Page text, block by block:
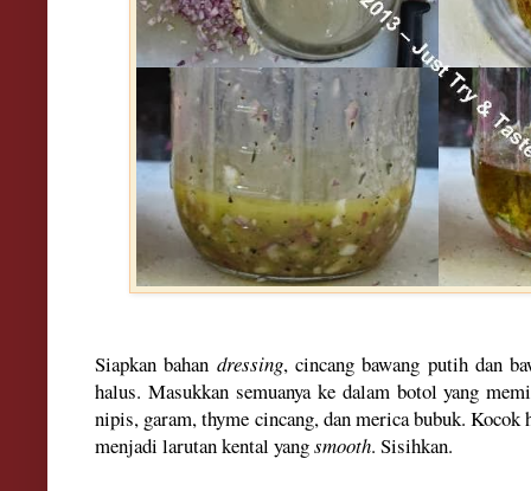
Siapkan bahan dressing, cincang bawang putih dan
halus. Masukkan semuanya ke dalam botol yang memi
nipis, garam, thyme cincang, dan merica bubuk. Kocok
menjadi larutan kental yangsmooth. Sisihkan.